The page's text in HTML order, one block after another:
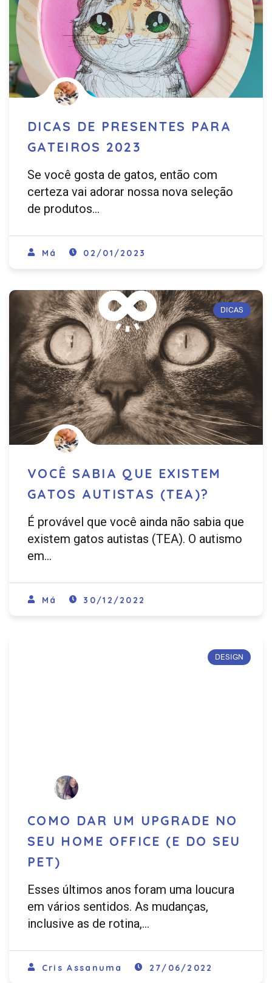
DICAS DE PRESENTES PARA
GATEIROS 2023
Se você gosta de gatos, então com
certeza vai adorar nossa nova seleção
de produtos…
Má 02/01/2023
DICAS
VOCÊ SABIA QUE EXISTEM
GATOS AUTISTAS (TEA)?
É provável que você ainda não sabia que
existem gatos autistas (TEA). O autismo
em…
Má 30/12/2022
DESIGN
COMO DAR UM UPGRADE NO
SEU HOME OFFICE (E DO SEU
PET)
Esses últimos anos foram uma loucura
em vários sentidos. As mudanças,
inclusive as de rotina,…
Cris Assanuma 27/06/2022